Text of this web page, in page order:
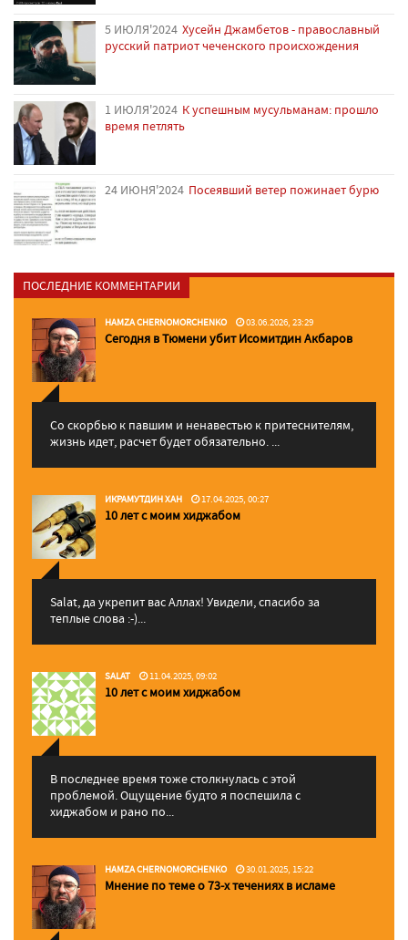
5 ИЮЛЯ'2024 Хусейн Джамбетов - православный
русский патриот чеченского происхождения
1 ИЮЛЯ'2024 К успешным мусульманам: прошло
время петлять
24 ИЮНЯ'2024 Посеявший ветер пожинает бурю
ПОСЛЕДНИЕ КОММЕНТАРИИ
HAMZA CHERNOMORCHENKO 03.06.2026, 23:29
Сегодня в Тюмени убит Исомитдин Акбаров
Со скорбью к павшим и ненавестью к притеснителям,
жизнь идет, расчет будет обязательно. ...
ИКРАМУТДИН ХАН 17.04.2025, 00:27
10 лет с моим хиджабом
Salat, да укрепит вас Аллаx! Увидели, спасибо за
теплые слова :-)...
SALAT 11.04.2025, 09:02
10 лет с моим хиджабом
В последнее время тоже столкнулась с этой
проблемой. Ощущение будто я поспешила с
хиджабом и рано по...
HAMZA CHERNOMORCHENKO 30.01.2025, 15:22
Мнение по теме о 73-х течениях в исламе